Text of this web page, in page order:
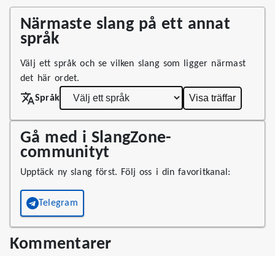
Närmaste slang på ett annat
språk
Välj ett språk och se vilken slang som ligger närmast
det här ordet.
Språk
Visa träffar
Gå med i SlangZone-
communityt
Upptäck ny slang först. Följ oss i din favoritkanal:
Telegram
Kommentarer